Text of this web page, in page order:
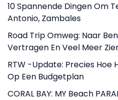
10 Spannende Dingen Om
Antonio, Zambales
Road Trip Omweg: Naar
Vertragen En Veel Meer
RTW -update: Precies Hoe
Op Een Budgetplan
CORAL BAY: MY Beach